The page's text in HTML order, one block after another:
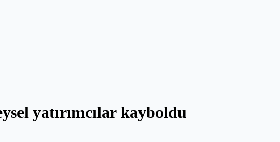
yatırımcılar kayboldu